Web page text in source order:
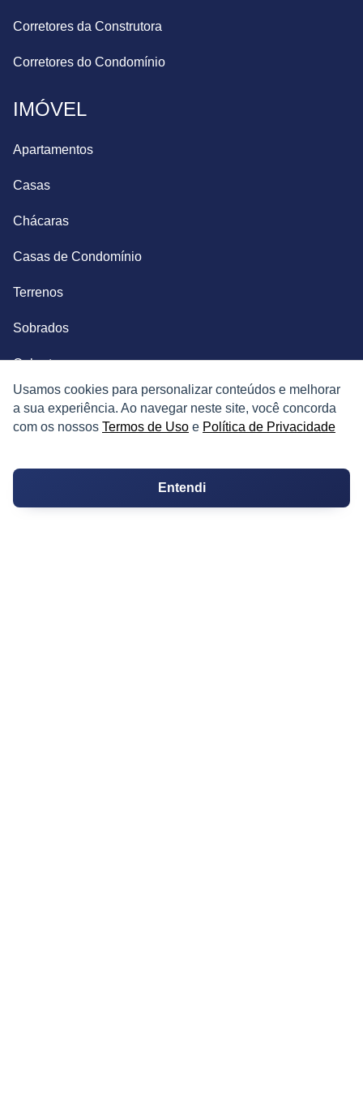
Usamos cookies para personalizar conteúdos e melhorar
a sua experiência. Ao navegar neste site, você concorda
com os nossos Termos de Uso e Política de Privacidade
Entendi
Corretores da Construtora
Corretores do Condomínio
IMÓVEL
Apartamentos
Casas
Chácaras
Casas de Condomínio
Terrenos
Sobrados
Coberturas
Salas Comerciais
Fazendas
Depósitos